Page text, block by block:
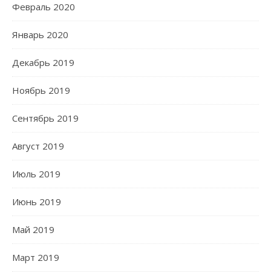
Февраль 2020
Январь 2020
Декабрь 2019
Ноябрь 2019
Сентябрь 2019
Август 2019
Июль 2019
Июнь 2019
Май 2019
Март 2019